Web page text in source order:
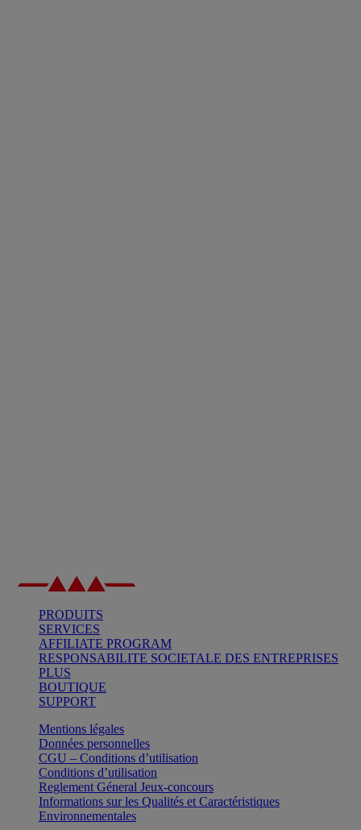
PRODUITS
SERVICES
AFFILIATE PROGRAM
RESPONSABILITE SOCIETALE DES ENTREPRISES
PLUS
BOUTIQUE
SUPPORT
Mentions légales
Données personnelles
CGU – Conditions d’utilisation
Conditions d’utilisation
Reglement Géneral Jeux-concours
Informations sur les Qualités et Caractéristiques
Environnementales